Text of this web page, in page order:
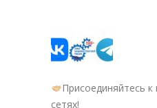
Присоединяйтесь
сетях!